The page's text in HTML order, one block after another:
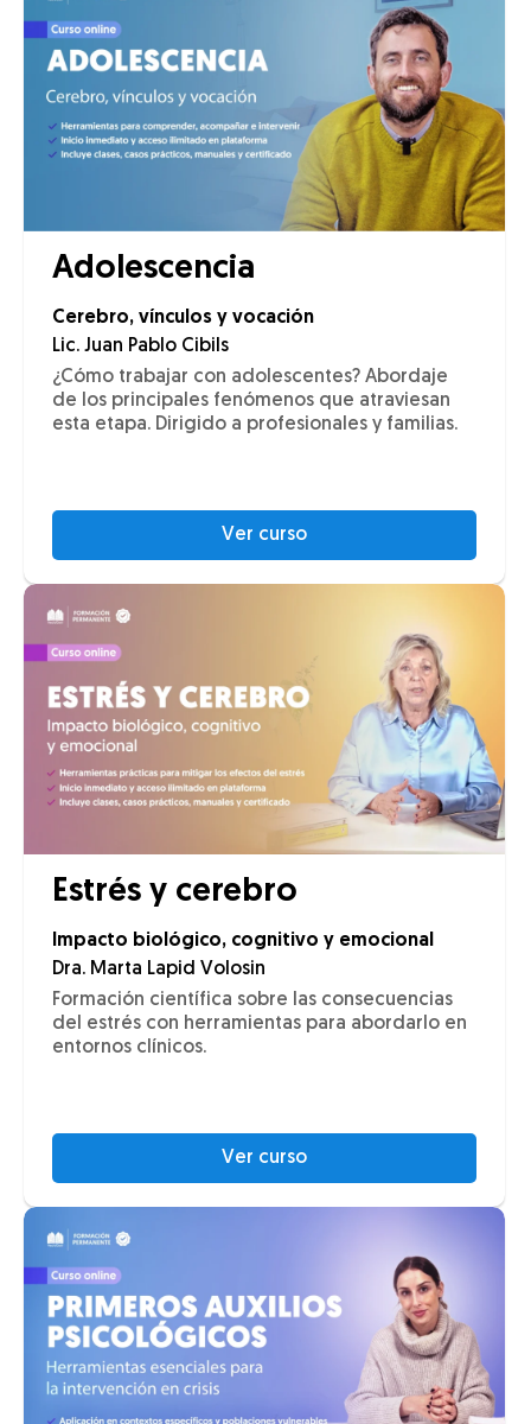
Adolescencia
Cerebro, vínculos y vocación
Lic. Juan Pablo Cibils
¿Cómo trabajar con adolescentes? Abordaje
de los principales fenómenos que atraviesan
esta etapa. Dirigido a profesionales y familias.
Ver curso
Estrés y cerebro
Impacto biológico, cognitivo y emocional
Dra. Marta Lapid Volosin
Formación científica sobre las consecuencias
del estrés con herramientas para abordarlo en
entornos clínicos.
Ver curso